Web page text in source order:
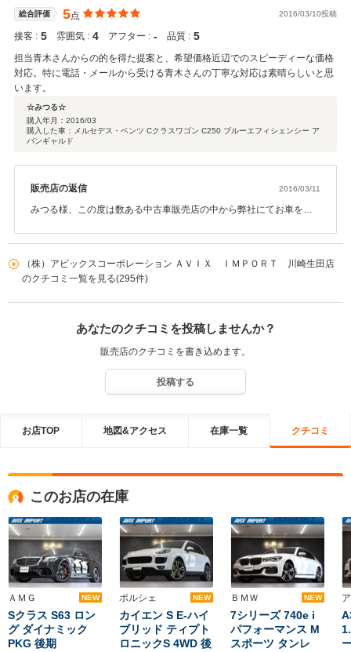
頂きます。こちらこそ、今後とも末永いお付き合いを、どうぞ宜し
くお願い致します。
総合評価 5点 2016/03/10投稿
接客 : 5 雰囲気 : 4 アフター : ‐ 品質 : 5
担当青木さんからの的を得た提案と、希望価格近辺でのスピーディーな価格
対応。特に電話・メールから受ける青木さんの丁寧な対応は素晴らしいと思
います。
☆みつる☆
購入年月： 2016/03
購入した車：メルセデス・ベンツ Cクラスワゴン C250 ブルーエフィシェンシー ア
バンギャルド
販売店の返信 2016/03/11
みつる様、この度は数ある中古車販売店の中から弊社にてお車をご
フ一丸となってみつる様のカーライフをサポートさせて頂きますの
で、末長いお付き合いの程、どうぞ宜しくお願い致します。
（株）アビックスコーポレーション ＡＶＩＸ ＩＭＰＯＲＴ 川崎生田店
のクチコミ一覧を見る(295件)
あなたのクチコミを投稿しませんか？
販売店のクチコミを書き込めます。
投稿する
お店TOP 地図&アクセス 在庫一覧 クチコミ
このお店の在庫
ＡＭＧ NEW
Sクラス S63 ロン
グ ダイナミック
PKG 後期
ポルシェ NEW
カイエン S E-ハイ
ブリッド ティプト
ロニックS 4WD 後
ＢＭＷ NEW
7シリーズ 740e i
パフォーマンス M
スポーツ タンレ